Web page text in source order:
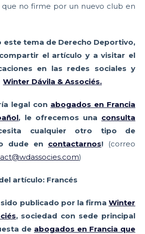
que no firme por un nuevo club en
este tema de Derecho Deportivo,
el artículo y a visitar el
en las redes sociales y
Winter Dávila & Associés.
legal con abogados en Francia
, le ofrecemos una consulta
cualquier otro tipo de
dude en contactarnos!
(correo
)
artículo: Francés
publicado por la firma Winter
, sociedad con sede principal
de abogados en Francia que